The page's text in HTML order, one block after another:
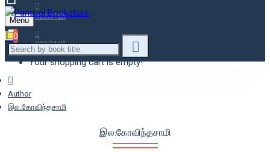
REGISTER
CONTACT
Menu
0
Your shopping cart is empty!
Author
இல.கோவிந்தசாமி
இல.கோவிந்தசாமி